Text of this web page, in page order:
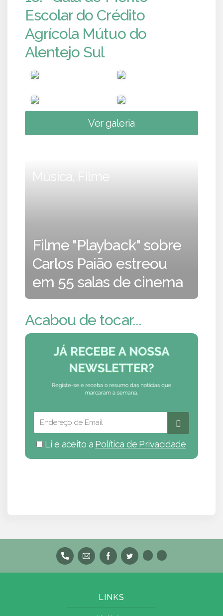
Escolar do Crédito
Agrícola Mútuo do
Alentejo Sul
Ver galeria
Música, Filme
Filme "Playback" sobre
Carlos Paião estreou
em 55 salas de cinema
Acabou de tocar...
Li e aceito a Política de Privacidade
LINKS